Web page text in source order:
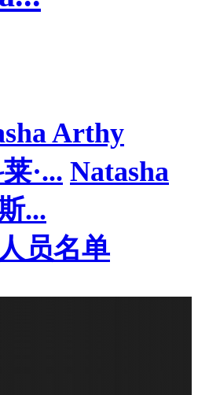
Arthy
·... Natasha
...
员名单